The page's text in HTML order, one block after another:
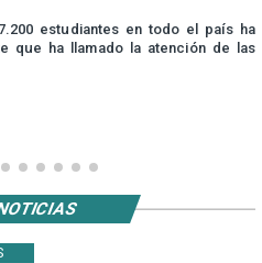
estudiantes en todo el país ha
que ha llamado la atención de las